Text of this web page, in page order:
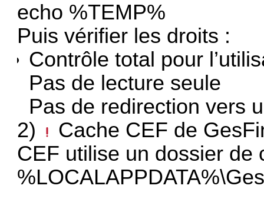
echo %TEMP%
Puis vérifier les droits :
Contrôle total pour
Pas de lecture seule
Pas de redirection vers
2)
Cache CEF de
CEF utilise un dossier de